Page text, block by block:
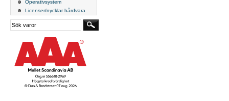
Operativsystem
Licenser/nycklar hårdvara